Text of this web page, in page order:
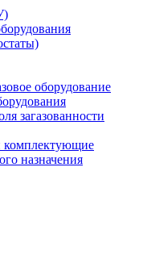
оборудование
загазованности
комплектующие
назначения